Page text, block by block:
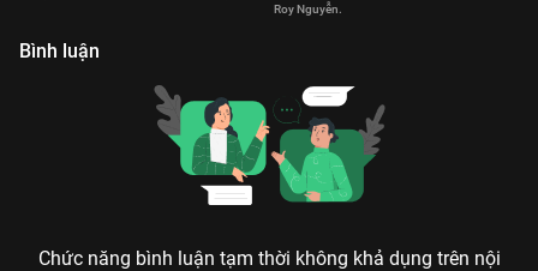
Roy Nguyễn.
Bình luận
Chức năng bình luận tạm thời không khả dụng trên nội